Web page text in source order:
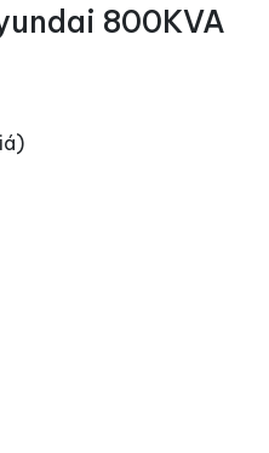
800KVA